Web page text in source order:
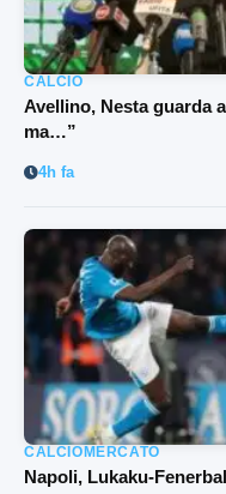
CALCIO
Avellino, Nesta guarda
ma…”
4h fa
CALCIOMERCATO
Napoli, Lukaku-